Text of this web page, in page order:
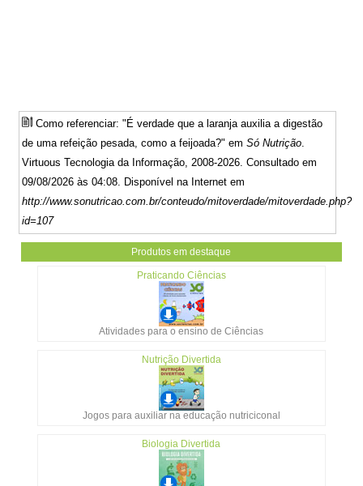
Como referenciar: "É verdade que a laranja auxilia a digestão
de uma refeição pesada, como a feijoada?" emSó Nutrição
Virtuous Tecnologia da Informação, 2008-2026. Consultado em
09/08/2026 às 04:08. Disponível na Internet em
http://www.sonutricao.com.br/conteudo/mitoverdade/mitoverdade.php?
id=107
Produtos em destaque
Praticando Ciências
Atividades para o ensino de Ciências
Nutrição Divertida
Jogos para auxiliar na educação nutriciconal
Biologia Divertida